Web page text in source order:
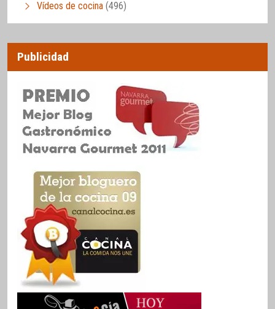
Vídeos de cocina (496)
Publicidad